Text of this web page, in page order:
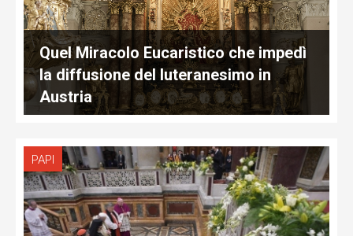
Quel Miracolo Eucaristico che impedì
la diffusione del luteranesimo in
Austria
PAPI